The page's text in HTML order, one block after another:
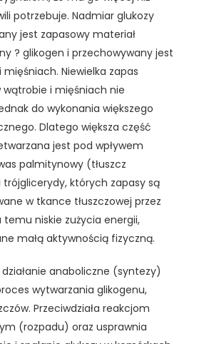
potrzebuje. Nadmiar glukozy
jest zapasowy materiał
? glikogen i przechowywany jest
Niewielka zapas
wątrobie i mięśniach nie
do wykonania większego
Dlatego większa część
jest pod wpływem
palmitynowy (tłuszcz
których zapasy są
w tkance tłuszczowej przez
temu niskie zużycia energii,
małą aktywnością fizyczną.
anaboliczne (syntezy)
wytwarzania glikogenu,
Przeciwdziała reakcjom
(rozpadu) oraz usprawnia